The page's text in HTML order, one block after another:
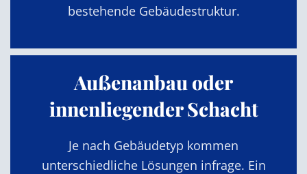
bestehende Gebäudestruktur.
Außenanbau oder
innenliegender Schacht
Je nach Gebäudetyp kommen
unterschiedliche Lösungen infrage. Ein